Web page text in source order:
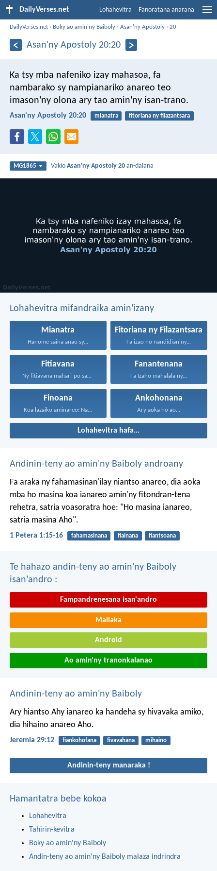
DailyVerses.net Lohahevitra Fanoratana anarana
DailyVerses.net › Boky ao amin'ny Baiboly ›Asan'ny Apostoly ›20
Asan'ny Apostoly 20:20
Ka tsy mba nafeniko izay mahasoa, fa
nambarako sy nampianariko anareo teo
imason'ny olona ary tao amin'ny isan-trano.
Asan'ny Apostoly 20:20 mianatra fitoriana ny filazantsara
MG1865 VakioAsan'ny Apostoly 20 an-dalana
Lohahevitra mifandraika amin'izany
Mianatra
Hanome saina anao sy...
Fitoriana ny Filazantsara
Fa izao no nandidian'ny...
Fitiavana
Ny fitiavana mahari-po sady...
Fanantenana
Fa Izaho mahalala ny...
Finoana
Koa lazaiko aminareo: Na...
Ankohonana
Ary aoka ho ao...
Lohahevitra hafa...
Andinin-teny ao amin'ny Baiboly androany
Fa araka ny fahamasinan'ilay niantso anareo, dia aoka
mba ho masina koa ianareo amin'ny fitondran-tena
rehetra, satria voasoratra hoe: "Ho masina ianareo,
satria masina Aho".
1 Petera 1:15-16 fahamasinana fiainana fiantsoana
Te hahazo andin-teny ao amin'ny Baiboly
isan'andro :
Fampandrenesana isan'andro
Mailaka
Android
Ao amin'ny tranonkalanao
Andinin-teny ao amin'ny Baiboly
Ary hiantso Ahy ianareo ka handeha sy hivavaka amiko,
dia hihaino anareo Aho.
Jeremia 29:12 fiankohofana fivavahana mihaino
Andinin-teny manaraka !
Hamantatra bebe kokoa
Lohahevitra
Tahirin-kevitra
Boky ao amin'ny Baiboly
Andin-teny ao amin'ny Baiboly malaza indrindra